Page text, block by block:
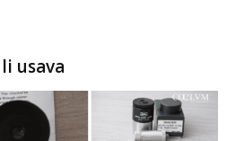
usava